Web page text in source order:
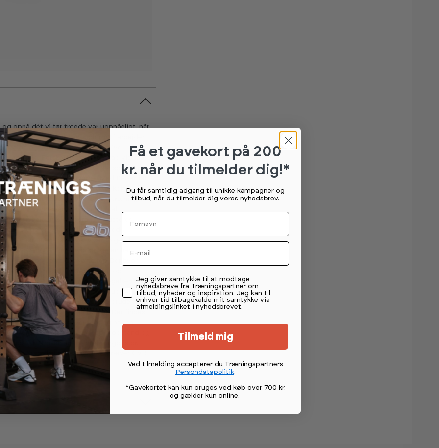
opnå dét vi før troede var uopnåeligt, når
Good enough isn't¨ arbejder
og ydeevne. Stærk kan blive
kraftfuld. Forskning og videnskab viser, at
luftmodstand fra Keiser som sikrer
for brugerne. Med Keiser får
eksplosivtiet og styrke. Kort sagt,
for, for at tage sig selv og sin træning til
at træne med en kombination af
helt unik. Modstanden justeres
Brugeren er i total kontrol med
Computeren fra Keiser viser følgende: -
Power (Den rep, hvor brugeren har
Power på den sidst kørte rep Der hvor
test-modul, hvor brugeren og
producerer mest power i bevægelsen.
og træneren kunne se en udvikling i
beskrevet på computeren, så brugerne vil
skulle gøre brug af en træner. Der findes
Press som er konvergent og har en
konvergent, har en højere top modstand og
*Prisen er en ca. leasingpris pr.
over 60 mdr. En leasingaftale kræver CVR
Få et gavekort på 200
kr. når du tilmelder dig!*
Du får samtidig adgang til unikke kampagner og
tilbud, når du tilmelder dig vores nyhedsbrev.
Fornavn
Email
Permission tekst
Jeg giver samtykke til at modtage
nyhedsbreve fra Træningspartner om
tilbud, nyheder og inspiration. Jeg kan til
enhver tid tilbagekalde mit samtykke via
afmeldingslinket i nyhedsbrevet.
Tilmeld mig
Ved tilmelding accepterer du Træningspartners
Persondatapolitik.
*Gavekortet kan kun bruges ved køb over 700 kr.
og gælder kun online.